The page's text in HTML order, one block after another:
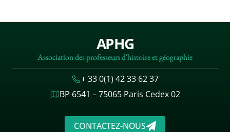
APHG
Association des professeurs d'histoire et géographie
+ 33 0(1) 42 33 62 37
BP 6541 – 75065 Paris Cedex 02
CONTACTEZ-NOUS